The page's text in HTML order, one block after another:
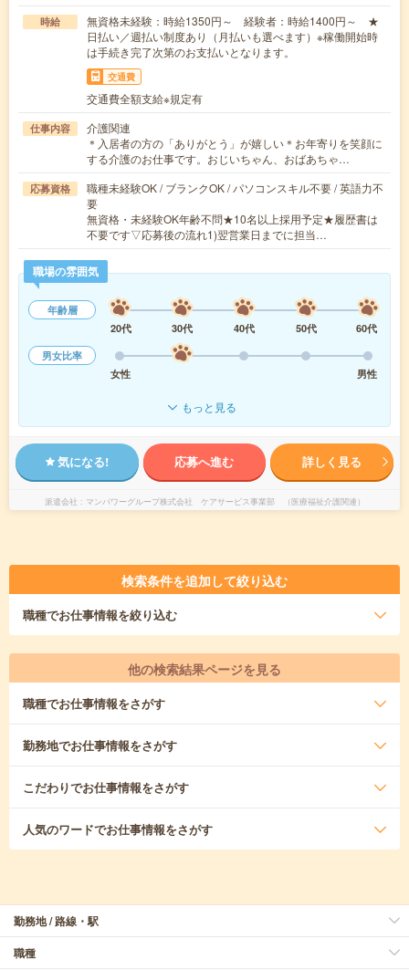
時給
無資格未経験：時給1350円～ 経験者：時給1400円～ ★
日払い／週払い制度あり（月払いも選べます）※稼働開始時
は手続き完了次第のお支払いとなります。
交通費
交通費全額支給※規定有
仕事内容
介護関連
＊入居者の方の「ありがとう」が嬉しい＊お年寄りを笑顔に
する介護のお仕事です。おじいちゃん、おばあちゃ…
応募資格
職種未経験OK / ブランクOK / パソコンスキル不要 / 英語力不
要
無資格・未経験OK年齢不問★10名以上採用予定★履歴書は
不要です▽応募後の流れ1)翌営業日までに担当…
職場の雰囲気
年齢層
20代
30代 40代 50代
60代
男女比率
女性
男性
もっと見る
気になる! 応募へ進む 詳しく見る
派遣会社 マンパワーグループ株式会社 ケアサービス事業部 （医療福祉介護関連）
検索条件を追加して絞り込む
職種でお仕事情報を絞り込む
他の検索結果ページを見る
職種でお仕事情報をさがす
勤務地でお仕事情報をさがす
こだわりでお仕事情報をさがす
人気のワードでお仕事情報をさがす
勤務地 / 路線・駅
職種